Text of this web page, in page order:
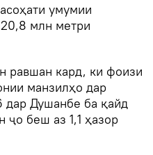
умумии
млн метри
равшан кард, ки фоизи
манзилҳо дар
дар Душанбе ба қайд
ҷо беш аз 1,1 ҳазор